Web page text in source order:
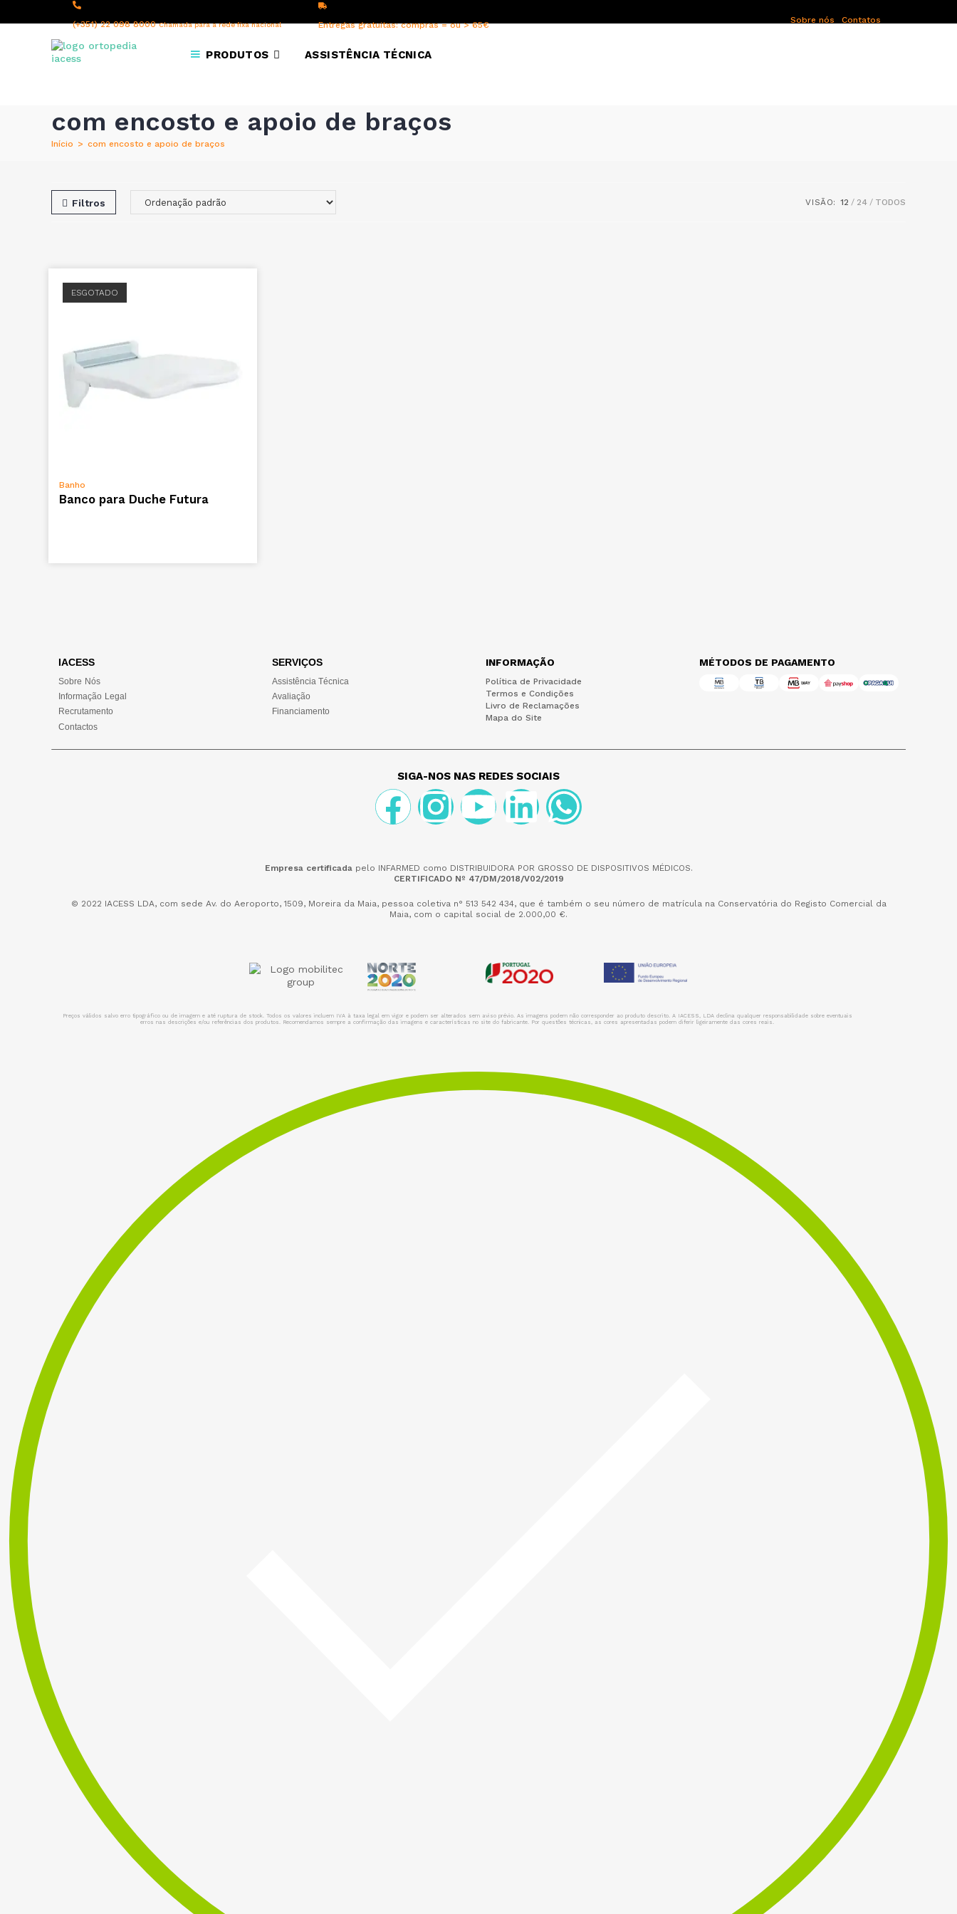
(+351) 22 098 8000Chamada para a rede fixa nacional Entregas gratuitas: compras = ou > 65€ Sobre nós Contatos
PRODUTOS ASSISTÊNCIA TÉCNICA
com encosto e apoio de braços
Início > com encosto e apoio de braços
Filtros VISÃO: 12 24 TODOS
ESGOTADO
Banho
Banco para Duche Futura
IACESS
Sobre Nós
Informação Legal
Recrutamento
Contactos
SERVIÇOS
Assistência Técnica
Avaliação
Financiamento
INFORMAÇÃO
Política de Privacidade
Termos e Condições
Livro de Reclamações
Mapa do Site
MÉTODOS DE PAGAMENTO
SIGA-NOS NAS REDES SOCIAIS
Empresa certificadapelo INFARMED como DISTRIBUIDORA POR GROSSO DE DISPOSITIVOS MÉDICOS.
CERTIFICADO Nº 47/DM/2018/V02/2019
© 2022 IACESS LDA, com sede Av. do Aeroporto, 1509, Moreira da Maia, pessoa coletiva n° 513 542 434, que é também o seu número de matrícula na Conservatória do Registo Comercial da
Maia, com o capital social de 2.000,00 €.
Preços válidos salvo erro tipográfico ou de imagem e até ruptura de stock. Todos os valores incluem IVA à taxa legal em vigor e podem ser alterados sem aviso prévio. As imagens podem não corresponder ao produto descrito. A IACESS, LDA declina qualquer responsabilidade sobre eventuais
erros nas descrições e/ou referências dos produtos. Recomendamos sempre a confirmação das imagens e características no site do fabricante. Por questões técnicas, as cores apresentadas podem diferir ligeiramente das cores reais.